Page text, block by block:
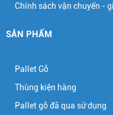
Chính sách vận chuyển -
SẢN PHẨM
Pallet Gỗ
Thùng kiện hàng
Pallet gỗ đã qua sử dụng